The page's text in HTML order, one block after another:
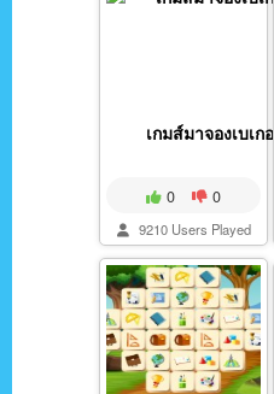
เกมส์มาจองเบเกอรี่
0 0
9210 Users Played